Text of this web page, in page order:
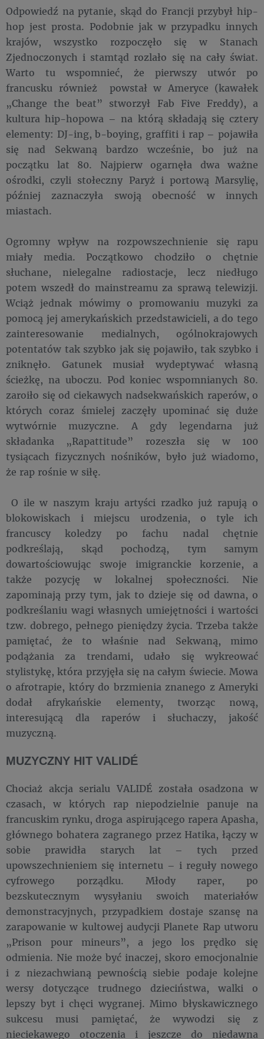
Odpowiedź na pytanie, skąd do Francji przybył hip-
hop jest prosta. Podobnie jak w przypadku innych
krajów, wszystko rozpoczęło się w Stanach
Zjednoczonych i stamtąd rozlało się na cały świat.
Warto tu wspomnieć, że pierwszy utwór po
francusku również powstał w Ameryce (kawałek
„Change the beat” stworzył Fab Five Freddy), a
kultura hip-hopowa – na którą składają się cztery
elementy: DJ-ing, b-boying, graffiti i rap – pojawiła
się nad Sekwaną bardzo wcześnie, bo już na
początku lat 80. Najpierw ogarnęła dwa ważne
ośrodki, czyli stołeczny Paryż i portową Marsylię,
później zaznaczyła swoją obecność w innych
miastach.
Ogromny wpływ na rozpowszechnienie się rapu
miały media. Początkowo chodziło o chętnie
słuchane, nielegalne radiostacje, lecz niedługo
potem wszedł do mainstreamu za sprawą telewizji.
Wciąż jednak mówimy o promowaniu muzyki za
pomocą jej amerykańskich przedstawicieli, a do tego
zainteresowanie medialnych, ogólnokrajowych
potentatów tak szybko jak się pojawiło, tak szybko i
zniknęło. Gatunek musiał wydeptywać własną
ścieżkę, na uboczu. Pod koniec wspomnianych 80.
zaroiło się od ciekawych nadsekwańskich raperów, o
których coraz śmielej zaczęły upominać się duże
wytwórnie muzyczne. A gdy legendarna już
składanka „Rapattitude” rozeszła się w 100
tysiącach fizycznych nośników, było już wiadomo,
że rap rośnie w siłę.
O ile w naszym kraju artyści rzadko już rapują o
blokowiskach i miejscu urodzenia, o tyle ich
francuscy koledzy po fachu nadal chętnie
podkreślają, skąd pochodzą, tym samym
dowartościowując swoje imigranckie korzenie, a
także pozycję w lokalnej społeczności. Nie
zapominają przy tym, jak to dzieje się od dawna, o
podkreślaniu wagi własnych umiejętności i wartości
tzw. dobrego, pełnego pieniędzy życia. Trzeba także
pamiętać, że to właśnie nad Sekwaną, mimo
podążania za trendami, udało się wykreować
stylistykę, która przyjęła się na całym świecie. Mowa
o afrotrapie, który do brzmienia znanego z Ameryki
dodał afrykańskie elementy, tworząc nową,
interesującą dla raperów i słuchaczy, jakość
muzyczną.
MUZYCZNY HIT VALIDÉ
Chociaż akcja serialu VALIDÉ została osadzona w
czasach, w których rap niepodzielnie panuje na
francuskim rynku, droga aspirującego rapera Apasha,
głównego bohatera zagranego przez Hatika, łączy w
sobie prawidła starych lat – tych przed
upowszechnieniem się internetu – i reguły nowego
cyfrowego porządku. Młody raper, po
bezskutecznym wysyłaniu swoich materiałów
demonstracyjnych, przypadkiem dostaje szansę na
zarapowanie w kultowej audycji Planete Rap utworu
„Prison pour mineurs”, a jego los prędko się
odmienia. Nie może być inaczej, skoro emocjonalnie
i z niezachwianą pewnością siebie podaje kolejne
wersy dotyczące trudnego dzieciństwa, walki o
lepszy byt i chęci wygranej. Mimo błyskawicznego
sukcesu musi pamiętać, że wywodzi się z
nieciekawego otoczenia i jeszcze do niedawna